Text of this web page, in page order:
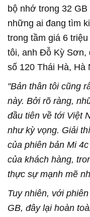
bộ nhớ trong 32
những ai đang tìm
trong tầm giá 6
tôi, anh Đỗ Kỳ Sơn,
số 120 Thái Hà, Hà
"Bản thân tôi cũng
này. Bởi rõ ràng,
đầu tiên về tới Việt
như kỳ vọng. Giải
của phiên bản Mi
của khách hàng,
thực sự mạnh mẽ
Tuy nhiên, với
GB, đây lại hoàn